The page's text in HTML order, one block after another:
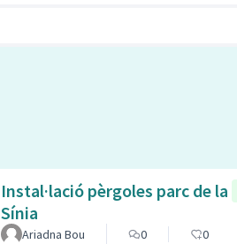
Instal·lació pèrgoles parc de la
Sínia
Ariadna Bou 0 0